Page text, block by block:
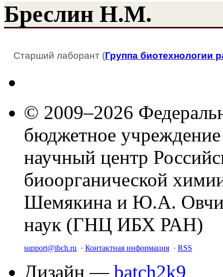
Бреслин Н.М.
Старший лаборант (Группа биотехнологии
© 2009–2026
бюджетное
научный центр
биоорганической
Шемякина и Ю.А.
наук (ГНЦ ИБХ РАН)
support@ibch.ru · Контактная информация · RSS
Дизайн — batch2k9